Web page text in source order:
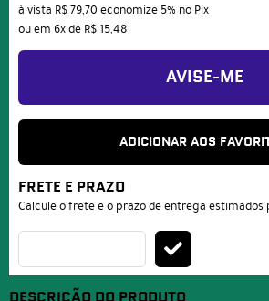
à vista R$ 79,70 economize 5% no Pix
ou em 6xde R$ 15,48
AVISE-ME
ADICIONAR AOS
FRETE E PRAZO
Calcule o frete e o prazo de entrega estimados